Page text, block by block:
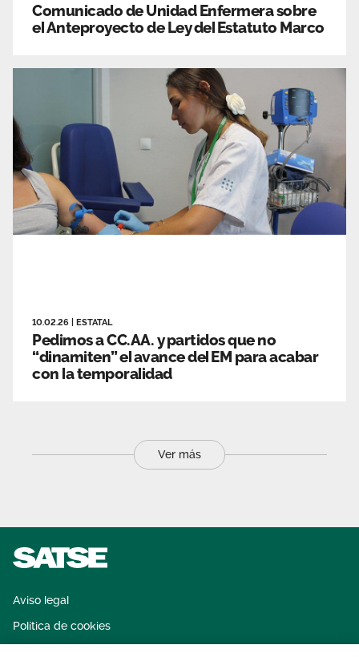
Comunicado de Unidad Enfermera sobre
el Anteproyecto de Ley del Estatuto Marco
10.02.26 ESTATAL
Pedimos a CC.AA. y partidos que no
“dinamiten” el avance del EM para acabar
con la temporalidad
Ver más
Aviso legal
Política de cookies